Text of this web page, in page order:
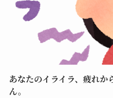
あなたのイライラ、疲れ
ん。